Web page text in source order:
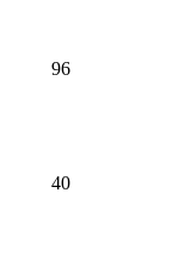
96
40